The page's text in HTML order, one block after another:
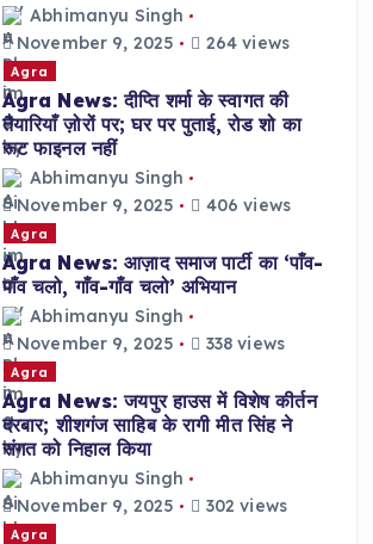
Abhimanyu Singh
November 9, 2025
264 views
Agra
Agra News: दीप्ति शर्मा के स्वागत की
तैयारियाँ ज़ोरों पर; घर पर पुताई, रोड शो का
रूट फाइनल नहीं
Abhimanyu Singh
November 9, 2025
406 views
Agra
Agra News: आज़ाद समाज पार्टी का ‘पाँव-
पाँव चलो, गाँव-गाँव चलो’ अभियान
Abhimanyu Singh
November 9, 2025
338 views
Agra
Agra News: जयपुर हाउस में विशेष कीर्तन
दरबार; शीशगंज साहिब के रागी मीत सिंह ने
संगत को निहाल किया
Abhimanyu Singh
November 9, 2025
302 views
Agra